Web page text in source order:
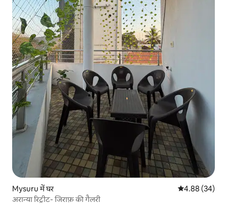
Mysuru में घर औसत रेटिंग 5 में
4.88 (34)
अरान्या रिट्रीट- जिराफ़ की गैलरी